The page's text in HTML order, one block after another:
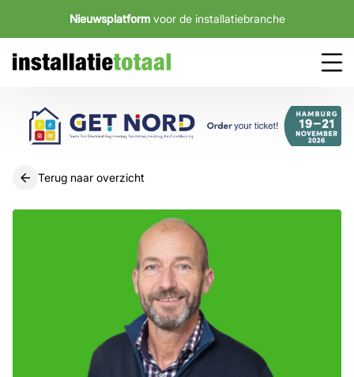
Nieuwsplatform voor de installatiebranche
Terug naar overzicht